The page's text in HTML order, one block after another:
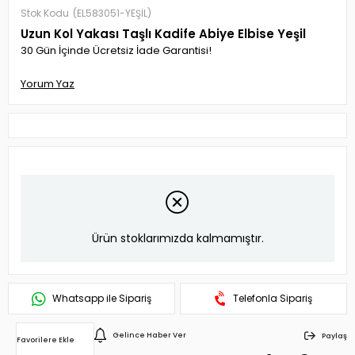
Stok Kodu (EL583051-YEŞİL)
Uzun Kol Yakası Taşlı Kadife Abiye Elbise Yeşil
30 Gün İçinde Ücretsiz İade Garantisi!
Yorum Yaz
Ürün stoklarımızda kalmamıştır.
Whatsapp ile Sipariş Telefonla Sipariş
Favorilere Ekle
Gelince Haber Ver Paylaş